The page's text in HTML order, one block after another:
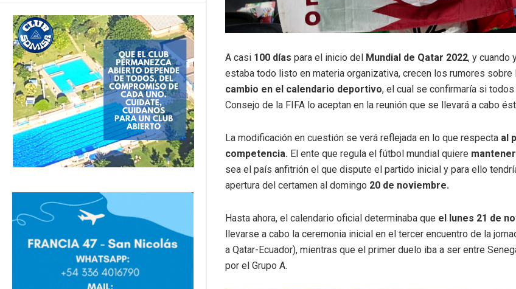
A casi 100 días para el inicio del Mundial de Qatar 2022, y cuando
estaba todo listo en materia organizativa, crecen los rumores sobre
cambio en el calendario deportivo, el cual se confirmaría si
Consejo de la FIFA lo aceptan en la reunión que se llevará a cabo
La modificación en cuestión se verá reflejada en lo que respecta al
competencia. El ente que regula el fútbol mundial quiere
sea el país anfitrión el que dispute el partido inicial y para ello
apertura del certamen al domingo 20 de noviembre.
Hasta ahora, el calendario oficial determinaba que el lunes 21 de
llevarse a cabo la ceremonia inicial en el tercer encuentro de la
a Qatar-Ecuador), mientras que el primer duelo iba a ser entre
por el Grupo A.